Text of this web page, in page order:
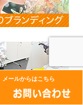
メールからはこちら